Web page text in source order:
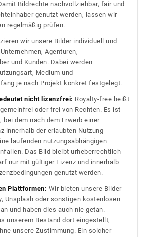
Bildrechte nachvollziehbar, fair und
genutzt werden, lassen wir
regelmäßig prüfen.
wir unsere Bilder individuell und
Agenturen,
und Kunden. Dabei werden
Medium und
je nach Projekt konkret festgelegt.
nicht lizenzfrei: Royalty-free heißt
oder frei von Rechten. Es ist
bei dem nach dem Erwerb einer
innerhalb der erlaubten Nutzung
laufenden nutzungsabhängigen
Das Bild bleibt urheberrechtlich
nur mit gültiger Lizenz und innerhalb
genutzt werden.
Plattformen: Wir bieten unsere Bilder
Unsplash oder sonstigen kostenlosen
und haben dies auch nie getan.
unserem Bestand dort eingestellt,
unsere Zustimmung. Ein solcher